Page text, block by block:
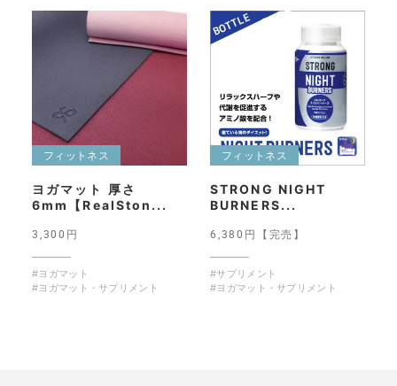
フィットネス
ヨガマット 厚さ
6mm【RealSton...
3,300円
#ヨガマット
#ヨガマット・サプリメント
フィットネス
STRONG NIGHT
BURNERS...
6,380円【完売】
#サプリメント
#ヨガマット・サプリメント